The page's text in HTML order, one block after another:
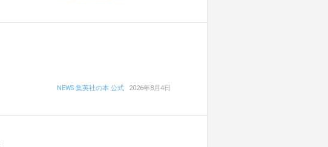
NEWS 集英社の本 公式 2026年8月4日